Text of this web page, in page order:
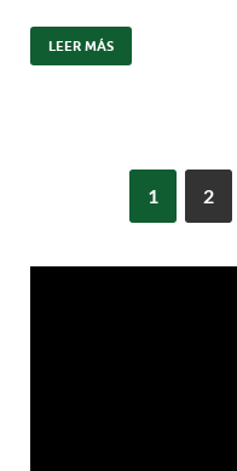
LEER MÁS
1 2